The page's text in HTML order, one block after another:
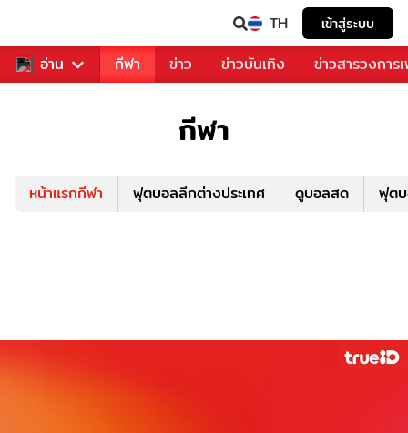
TH เข้าสู่ระบบ
อ่าน
สำหรับคุณ กีฬา ข่าว ข่าวบันเทิง ข่าวสารวงการ
กีฬา
หน้าแรกกีฬา ฟุตบอลลีกต่างประเทศ ดูบอลสด ฟุต